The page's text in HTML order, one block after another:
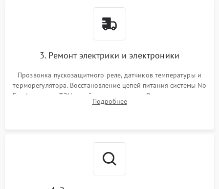
3. Ремонт электрики и электроники
Прозвонка пускозащитного реле, датчиков температуры и
терморегулятора. Восстановление цепей питания системы No
Frost, включая ТЭН оттайки и вентилятор. Ремонт или замена
платы управления при сбоях алгоритмов.
Подробнее